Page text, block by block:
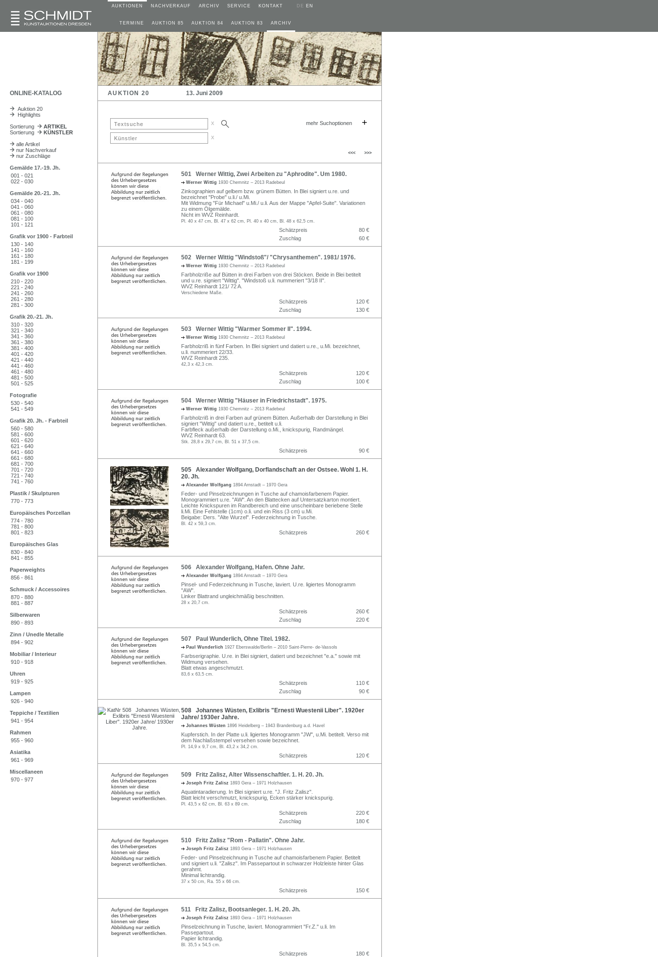
AUKTIONEN NACHVERKAUF ARCHIV SERVICE KONTAKT DE EN
TERMINE AUKTION 85 AUKTION 84 AUKTION 83 ARCHIV
ONLINE-KATALOG AUKTION 20 13. Juni 2009
Auktion 20
Highlights
Sortierung
ARTIKEL
Sortierung
KÜNSTLER
alle Artikel
nur Nachverkauf
nur Zuschläge
Gemälde 17.-19. Jh.
001 - 021
022 - 030
Gemälde 20.-21. Jh.
034 - 040
041 - 060
061 - 080
081 - 100
101 - 121
Grafik vor 1900 - Farbteil
130 - 140
141 - 160
161 - 180
181 - 199
Grafik vor 1900
210 - 220
221 - 240
241 - 260
261 - 280
281 - 300
Grafik 20.-21. Jh.
310 - 320
321 - 340
341 - 360
361 - 380
381 - 400
401 - 420
421 - 440
441 - 460
461 - 480
481 - 500
501 - 525
Fotografie
530 - 540
541 - 549
Grafik 20. Jh. - Farbteil
560 - 580
581 - 600
601 - 620
621 - 640
641 - 660
661 - 680
681 - 700
701 - 720
721 - 740
741 - 760
Plastik / Skulpturen
770 - 773
Europäisches Porzellan
774 - 780
781 - 800
801 - 823
Europäisches Glas
830 - 840
841 - 855
Paperweights
856 - 861
Schmuck / Accessoires
870 - 880
881 - 887
Silberwaren
890 - 893
Zinn / Unedle Metalle
894 - 902
Mobiliar / Interieur
910 - 918
Uhren
919 - 925
Lampen
926 - 940
Teppiche / Textilien
941 - 954
Rahmen
955 - 960
Asiatika
961 - 969
Miscellaneen
970 - 977
x mehr Suchoptionen +
x
<<< >>>
501 Werner Wittig, Zwei Arbeiten zu "Aphrodite". Um 1980.
Werner Wittig 1930 Chemnitz – 2013 Radebeul
Zinkographien auf gelbem bzw. grünem Bütten. In Blei signiert u.re. und
bezeichnet "Probe" u.li./ u.Mi.
Mit Widmung "Für Michael" u.Mi./ u.li. Aus der Mappe "Apfel-Suite". Variationen
zu einem Ölgemälde.
Nicht im WVZ Reinhardt.
Pl. 40 x 47 cm, Bl. 47 x 62 cm, Pl. 40 x 40 cm, Bl. 48 x 62,5 cm.
Schätzpreis
80 €
Zuschlag
60 €
502 Werner Wittig "Windstoß"/ "Chrysanthemen". 1981/ 1976.
Werner Wittig 1930 Chemnitz – 2013 Radebeul
Farbholzriße auf Bütten in drei Farben von drei Stöcken. Beide in Blei betitelt
und u.re. signiert "Wittig". "Windstoß u.li. nummeriert "3/18 II".
WVZ Reinhardt 121/ 72 A.
Verschiedene Maße.
Schätzpreis
120 €
Zuschlag
130 €
503 Werner Wittig "Warmer Sommer II". 1994.
Werner Wittig 1930 Chemnitz – 2013 Radebeul
Farbholzriß in fünf Farben. In Blei signiert und datiert u.re., u.Mi. bezeichnet,
u.li. nummeriert 22/33.
WVZ Reinhardt 235.
42,3 x 42,3 cm.
Schätzpreis
120 €
Zuschlag
100 €
504 Werner Wittig "Häuser in Friedrichstadt". 1975.
Werner Wittig 1930 Chemnitz – 2013 Radebeul
Farbholzriß in drei Farben auf grünem Bütten. Außerhalb der Darstellung in Blei
signiert "Wittig" und datiert u.re., betitelt u.li.
Farbfleck außerhalb der Darstellung o.Mi., knickspurig, Randmängel.
WVZ Reinhardt 63.
Stk. 28,8 x 29,7 cm, Bl. 51 x 37,5 cm.
Schätzpreis 90 €
505 Alexander Wolfgang, Dorflandschaft an der Ostsee. Wohl 1. H.
20. Jh.
Alexander Wolfgang 1894 Arnstadt – 1970 Gera
Feder- und Pinselzeichnungen in Tusche auf chamoisfarbenem Papier.
Monogrammiert u.re. "AW". An den Blattecken auf Untersatzkarton montiert.
Leichte Knickspuren im Randbereich und eine unscheinbare beriebene Stelle
li.Mi. Eine Fehlstelle (1cm) o.li. und ein Riss (3 cm) u.Mi.
Beigabe: Ders. "Alte Wurzel". Federzeichnung in Tusche.
Bl. 42 x 59,3 cm.
Schätzpreis 260 €
506 Alexander Wolfgang, Hafen. Ohne Jahr.
Alexander Wolfgang 1894 Arnstadt – 1970 Gera
Pinsel- und Federzeichnung in Tusche, laviert. U.re. ligiertes Monogramm
"AW".
Linker Blattrand ungleichmäßig beschnitten.
28 x 20,7 cm.
Schätzpreis
260 €
Zuschlag
220 €
507 Paul Wunderlich, Ohne Titel. 1982.
Paul Wunderlich 1927 Eberswalde/Berlin – 2010 Saint-Pierre- de-Vassols
Farbserigraphie. U.re. in Blei signiert, datiert und bezeichnet "e.a." sowie mit
Widmung versehen.
Blatt etwas angeschmutzt.
83,6 x 63,5 cm.
Schätzpreis
110 €
Zuschlag
90 €
508 Johannes Wüsten, Exlibris "Ernesti Wuestenii Liber". 1920er
Jahre/ 1930er Jahre.
Johannes Wüsten 1896 Heidelberg – 1943 Brandenburg a.d. Havel
Kupferstich. In der Platte u.li. ligiertes Monogramm "JW", u.Mi. betitelt. Verso mit
dem Nachlaßstempel versehen sowie bezeichnet.
Pl. 14,9 x 9,7 cm, Bl. 43,2 x 34,2 cm.
Schätzpreis 120 €
509 Fritz Zalisz, Alter Wissenschaftler. 1. H. 20. Jh.
Joseph Fritz Zalisz 1893 Gera – 1971 Holzhausen
Aquatintaradierung. In Blei signiert u.re. "J. Fritz Zalisz".
Blatt leicht verschmutzt, knickspurig, Ecken stärker knickspurig.
Pl. 43,5 x 62 cm, Bl. 63 x 89 cm.
Schätzpreis
220 €
Zuschlag
180 €
510 Fritz Zalisz "Rom - Pallatin". Ohne Jahr.
Joseph Fritz Zalisz 1893 Gera – 1971 Holzhausen
Feder- und Pinselzeichnung in Tusche auf chamoisfarbenem Papier. Betitelt
und signiert u.li. "Zalisz". Im Passepartout in schwarzer Holzleiste hinter Glas
gerahmt.
Minimal lichtrandig.
37 x 50 cm, Ra. 55 x 66 cm.
Schätzpreis 150 €
511 Fritz Zalisz, Bootsanleger. 1. H. 20. Jh.
Joseph Fritz Zalisz 1893 Gera – 1971 Holzhausen
Pinselzeichnung in Tusche, laviert. Monogrammiert "Fr.Z." u.li. Im
Passepartout.
Papier lichtrandig.
Bl. 35,5 x 54,5 cm.
Schätzpreis 180 €